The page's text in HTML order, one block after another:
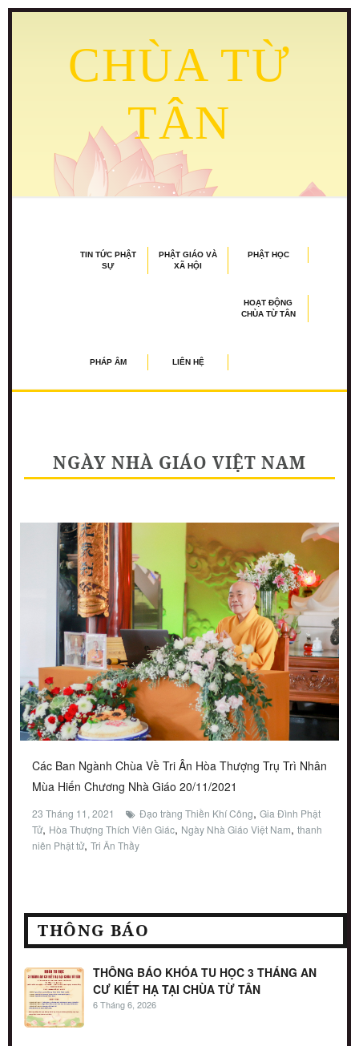
CHÙA TỪ
TÂN
TIN TỨC PHẬT
SỰ
PHẬT GIÁO VÀ
XÃ HỘI
PHẬT HỌC
HOẠT ĐỘNG
CHÙA TỪ TÂN
PHÁP ÂM LIÊN HỆ
NGÀY NHÀ GIÁO VIỆT NAM
Các Ban Ngành Chùa Về Tri Ân Hòa Thượng Trụ Trì Nhân
Mùa Hiến Chương Nhà Giáo 20/11/2021
23 Tháng 11, 2021 Đạo tràng Thiền Khí Công, Gia Đình Phật
Tử, Hòa Thượng Thích Viên Giác, Ngày Nhà Giáo Việt Nam, thanh
niên Phật tử, Tri Ân Thầy
THÔNG BÁO
THÔNG BÁO KHÓA TU HỌC 3 THÁNG AN
CƯ KIẾT HẠ TẠI CHÙA TỪ TÂN
6 Tháng 6, 2026